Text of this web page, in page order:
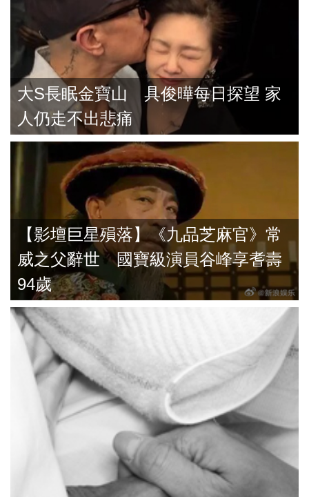
大S長眠金寶山 具俊曄每日探望 家
人仍走不出悲痛
【影壇巨星殞落】《九品芝麻官》常
威之父辭世 國寶級演員谷峰享耆壽
94歲